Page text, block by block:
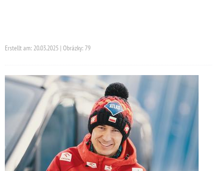
Erstellt am: 20.03.2025 | Obrázky: 79